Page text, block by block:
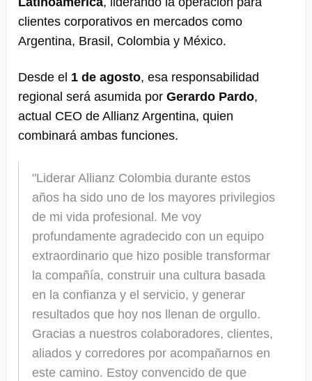
clientes corporativos en mercados como
Argentina, Brasil, Colombia y México.
Desde el 1 de agosto, esa responsabilidad
regional será asumida por Gerardo Pardo,
actual CEO de Allianz Argentina, quien
combinará ambas funciones.
"Liderar Allianz Colombia durante estos
años ha sido uno de los mayores privilegios
de mi vida profesional. Me voy
profundamente agradecido con un equipo
extraordinario que hizo posible transformar
la compañía, construir una cultura basada
en la confianza y el servicio, y generar
resultados que hoy nos llenan de orgullo.
Gracias a nuestros colaboradores, clientes,
aliados y corredores por acompañarnos en
este camino. Estoy convencido de que